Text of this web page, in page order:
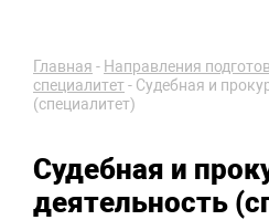
Главная - Направления
специалитет- Судебная и
(специалитет)
Судебная и
деятельность